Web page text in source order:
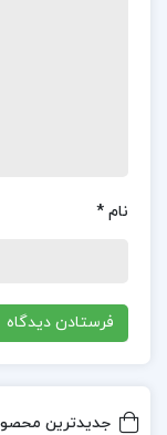
نام *
جدیدترین